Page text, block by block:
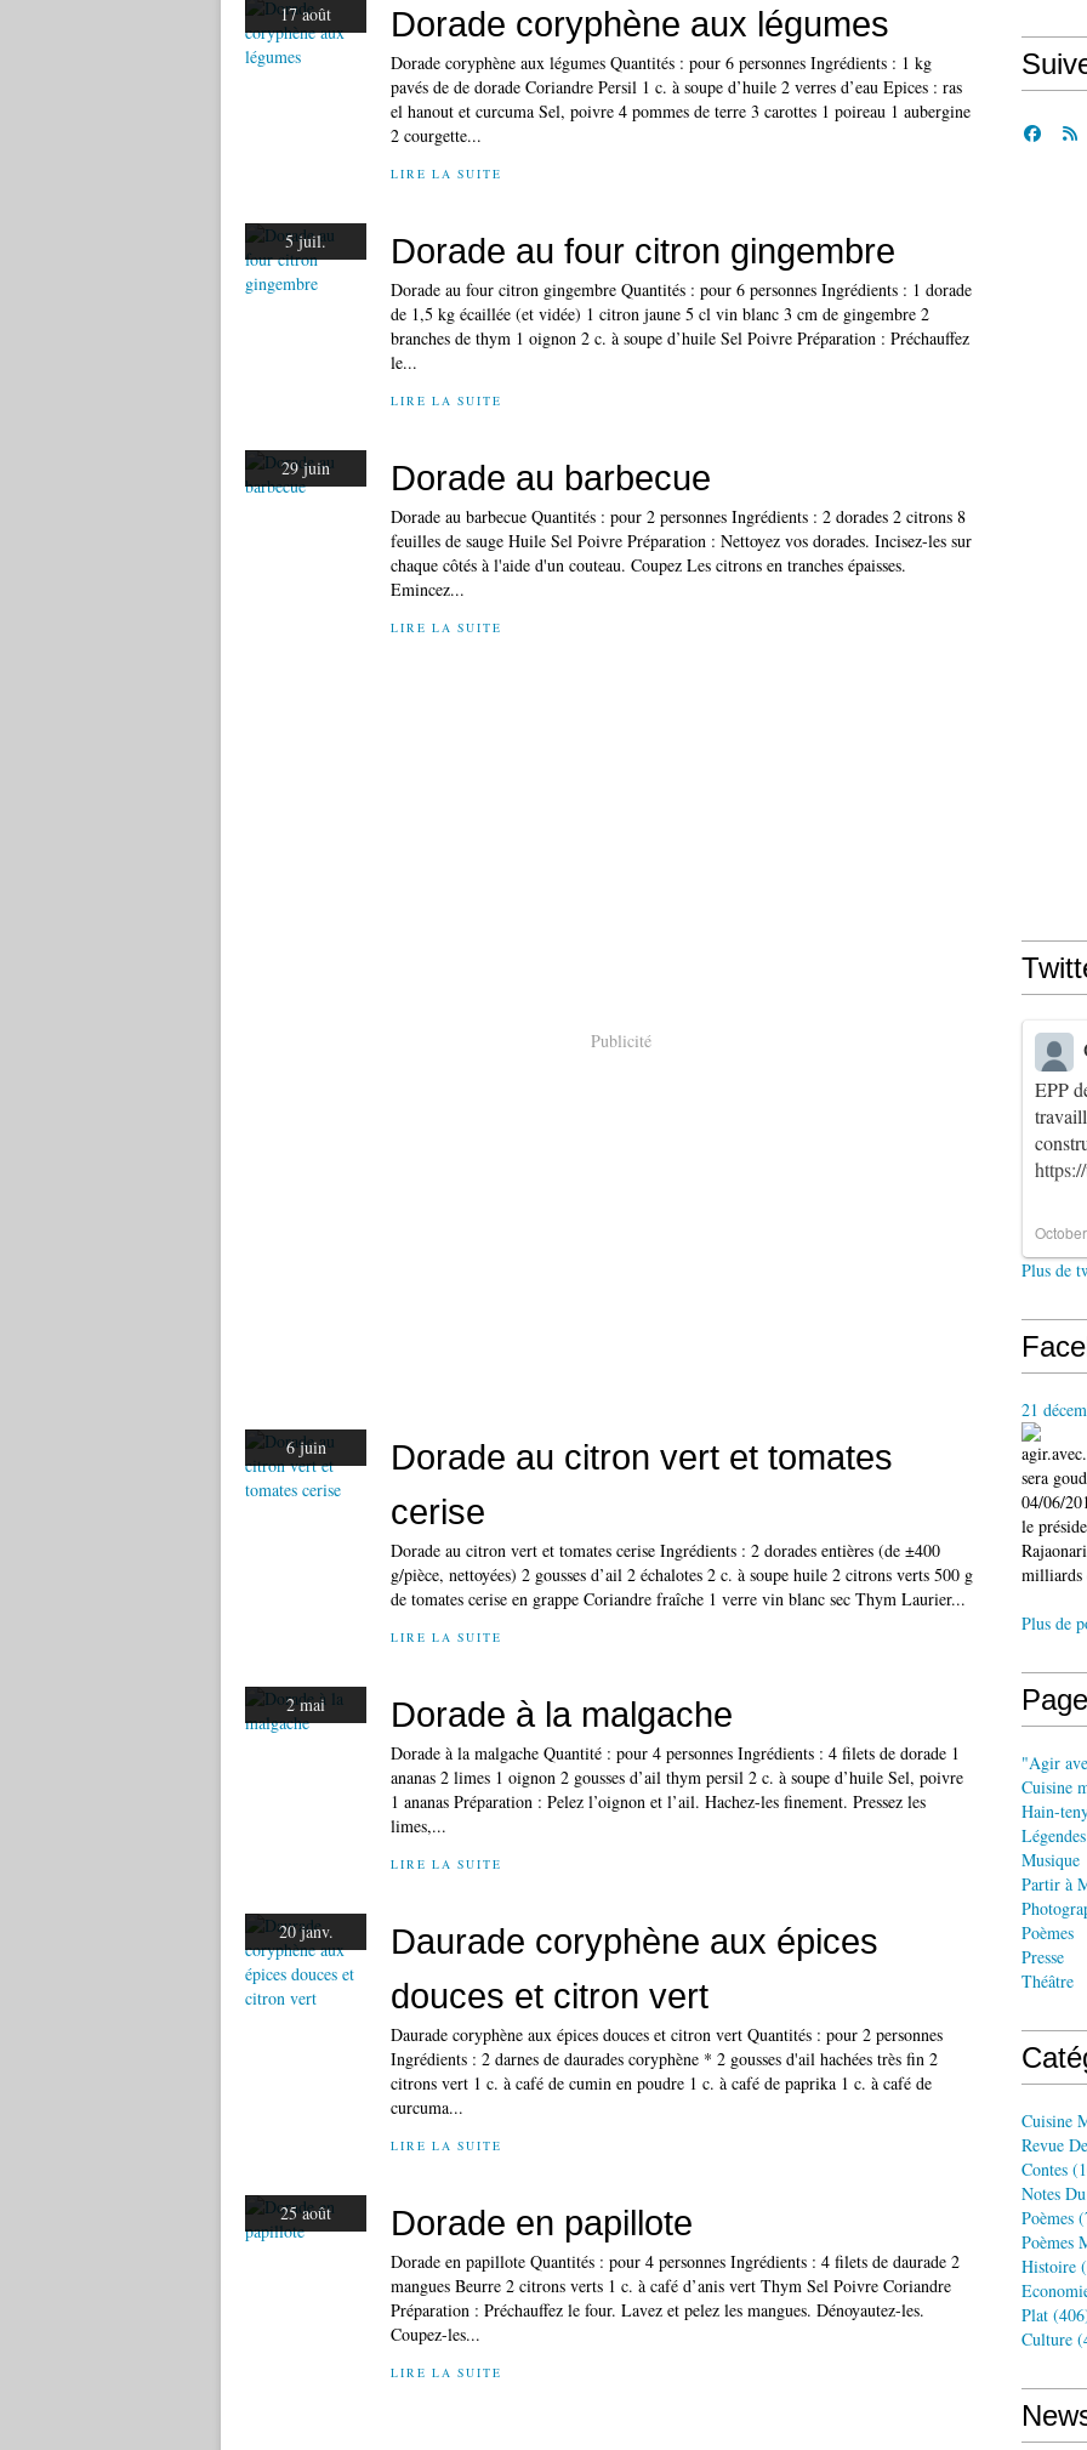
17 août Dorade coryphène aux légumes
Dorade coryphène aux légumes Quantités : pour 6 personnes Ingrédients : 1 kg
pavés de de dorade Coriandre Persil 1 c. à soupe d’huile 2 verres d’eau Epices : ras
el hanout et curcuma Sel, poivre 4 pommes de terre 3 carottes 1 poireau 1 aubergine
2 courgette...
LIRE LA SUITE
5 juil. Dorade au four citron gingembre
Dorade au four citron gingembre Quantités : pour 6 personnes Ingrédients : 1 dorade
de 1,5 kg écaillée (et vidée) 1 citron jaune 5 cl vin blanc 3 cm de gingembre 2
branches de thym 1 oignon 2 c. à soupe d’huile Sel Poivre Préparation : Préchauffez
le...
LIRE LA SUITE
29 juin Dorade au barbecue
Dorade au barbecue Quantités : pour 2 personnes Ingrédients : 2 dorades 2 citrons 8
feuilles de sauge Huile Sel Poivre Préparation : Nettoyez vos dorades. Incisez-les sur
chaque côtés à l'aide d'un couteau. Coupez Les citrons en tranches épaisses.
Emincez...
LIRE LA SUITE
Publicité
6 juin
Dorade au citron vert et tomates
cerise
Dorade au citron vert et tomates cerise Ingrédients : 2 dorades entières (de ±400
g/pièce, nettoyées) 2 gousses d’ail 2 échalotes 2 c. à soupe huile 2 citrons verts 500 g
de tomates cerise en grappe Coriandre fraîche 1 verre vin blanc sec Thym Laurier...
LIRE LA SUITE
2 mai Dorade à la malgache
Dorade à la malgache Quantité : pour 4 personnes Ingrédients : 4 filets de dorade 1
ananas 2 limes 1 oignon 2 gousses d’ail thym persil 2 c. à soupe d’huile Sel, poivre
1 ananas Préparation : Pelez l’oignon et l’ail. Hachez-les finement. Pressez les
limes,...
LIRE LA SUITE
20 janv.
Daurade coryphène aux épices
douces et citron vert
Daurade coryphène aux épices douces et citron vert Quantités : pour 2 personnes
Ingrédients : 2 darnes de daurades coryphène * 2 gousses d'ail hachées très fin 2
citrons vert 1 c. à café de cumin en poudre 1 c. à café de paprika 1 c. à café de
curcuma...
LIRE LA SUITE
25 août Dorade en papillote
Dorade en papillote Quantités : pour 4 personnes Ingrédients : 4 filets de daurade 2
mangues Beurre 2 citrons verts 1 c. à café d’anis vert Thym Sel Poivre Coriandre
Préparation : Préchauffez le four. Lavez et pelez les mangues. Dénoyautez-les.
Coupez-les...
LIRE LA SUITE
EPP
Plus de
21
sera
04/06/
le
milliards
Plus de
"Agir
Cuisine
Hain-
Légendes
Musique
Partir à
Poèmes
Presse
Théâtre
Cuisine
Revue
Contes
Notes Du
Poèmes
Poèmes
Histoire
Plat
Culture